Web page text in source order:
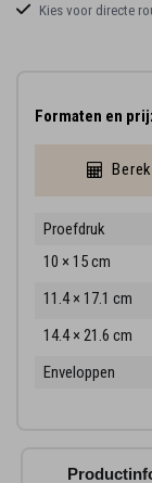
Kies voor directe
Formaten en
Proefdruk
10 × 15 cm
11.4 × 17.1 cm
14.4 × 21.6 cm
Enveloppen